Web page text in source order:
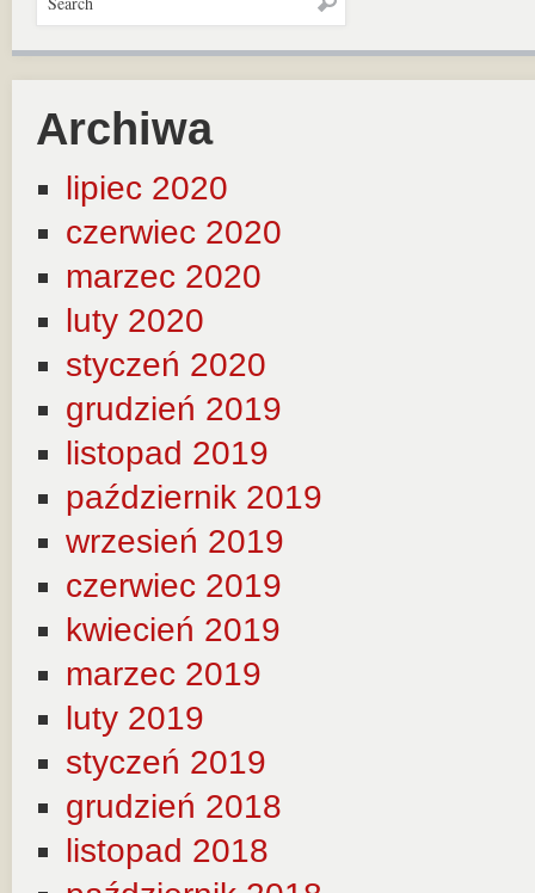
Archiwa
lipiec 2020
czerwiec 2020
marzec 2020
luty 2020
styczeń 2020
grudzień 2019
listopad 2019
październik 2019
wrzesień 2019
czerwiec 2019
kwiecień 2019
marzec 2019
luty 2019
styczeń 2019
grudzień 2018
listopad 2018